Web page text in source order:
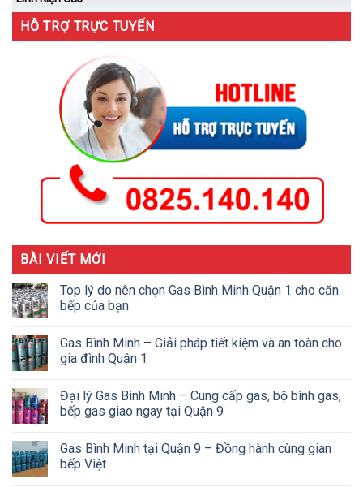
HỖ TRỢ TRỰC TUYẾN
BÀI VIẾT MỚI
Top lý do nên chọn Gas Bình Minh Quận 1 cho căn
bếp của bạn
Gas Bình Minh – Giải pháp tiết kiệm và an toàn cho
gia đình Quận 1
Đại lý Gas Bình Minh – Cung cấp gas, bộ bình gas,
bếp gas giao ngay tại Quận 9
Gas Bình Minh tại Quận 9 – Đồng hành cùng gian
bếp Việt